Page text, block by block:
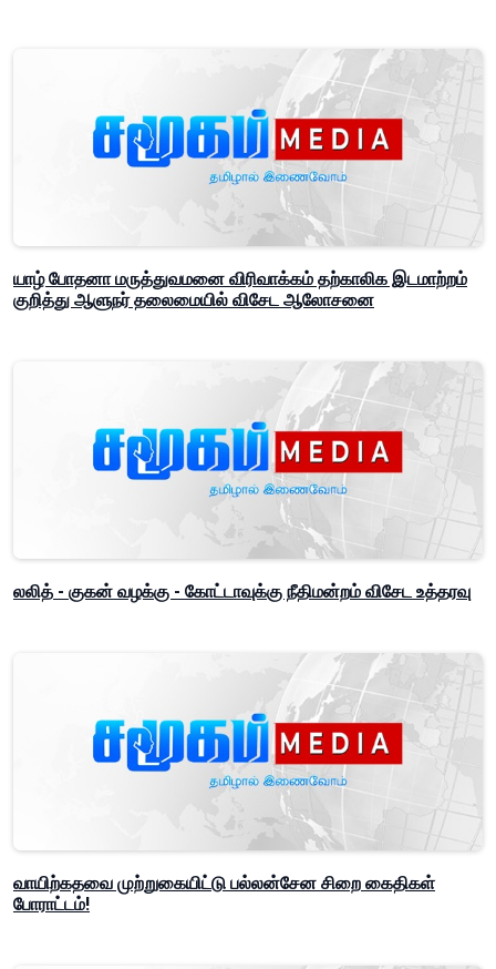
யாழ் போதனா மருத்துவமனை விரிவாக்கம் தற்காலிக இடமாற்றம்
குறித்து ஆளுநர் தலைமையில் விசேட ஆலோசனை
லலித் - குகன் வழக்கு - கோட்டாவுக்கு நீதிமன்றம் விசேட உத்தரவு
வாயிற்கதவை முற்றுகையிட்டு பல்லன்சேன சிறை கைதிகள்
போராட்டம்!